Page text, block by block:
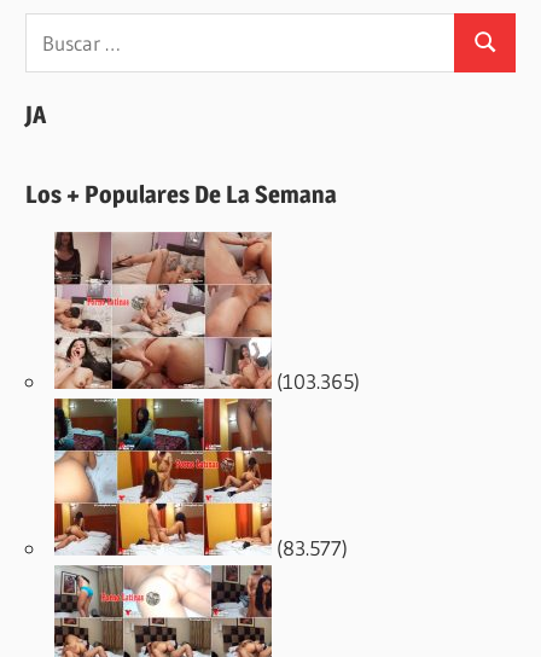
Buscar
JA
Los + Populares De La Semana
(103.365)
(83.577)